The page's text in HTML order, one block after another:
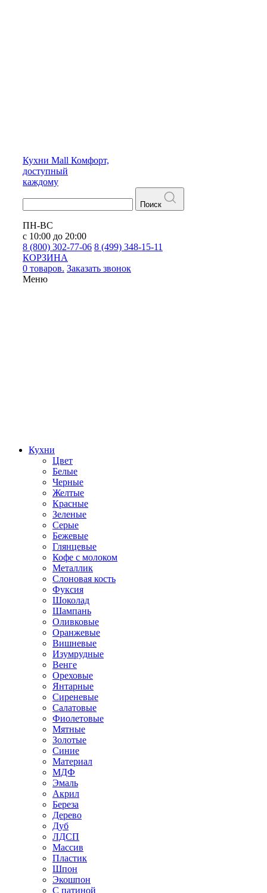
Кухни Mall Комфорт,
доступный
каждому
Поиск
ПН-ВС
с 10:00 до 20:00
8 (800) 302-77-06 8 (499) 348-15-11
КОРЗИНА
0 товаров. Заказать звонок
Меню
Кухни
Цвет
Белые
Черные
Желтые
Красные
Зеленые
Серые
Бежевые
Глянцевые
Кофе с молоком
Металлик
Слоновая кость
Фуксия
Шоколад
Шампань
Оливковые
Оранжевые
Вишневые
Изумрудные
Венге
Ореховые
Янтарные
Сиреневые
Салатовые
Фиолетовые
Мятные
Золотые
Синие
Материал
МДФ
Эмаль
Акрил
Береза
Дерево
Дуб
ЛДСП
Массив
Пластик
Шпон
Экошпон
С патиной